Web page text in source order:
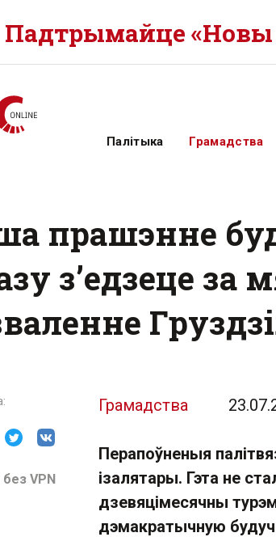
Падтрымайце «Новы
Палітыка Грамадства
прашэнне
з’едзеце
VPN
Грамадства
Перапоўненыя
ізалятары. Гэта не
дзевяцімесячны
дэмакратычную